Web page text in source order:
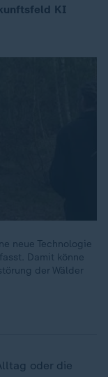
KI
neue Technologie
Damit könne
der Wälder
oder die